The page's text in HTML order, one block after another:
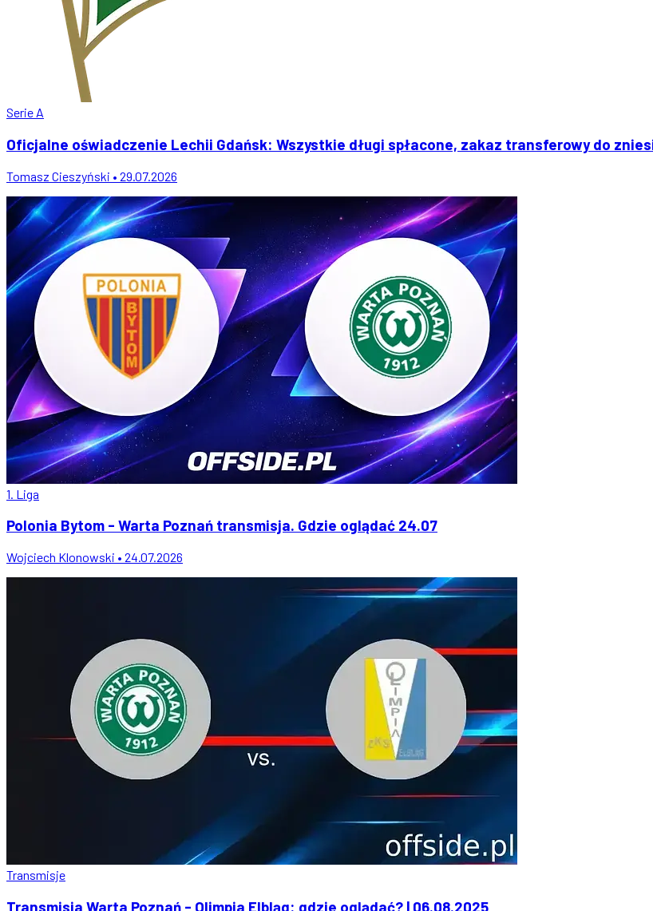
Serie A
Oficjalne oświadczenie Lechii Gdańsk: Wszystkie długi spłacone, zakaz transferowy do
Tomasz Cieszyński • 29.07.2026
1. Liga
Polonia Bytom - Warta Poznań transmisja. Gdzie oglądać 24.07
Wojciech Klonowski • 24.07.2026
Transmisje
Transmisja Warta Poznań - Olimpia Elbląg: gdzie oglądać? | 06.08.2025